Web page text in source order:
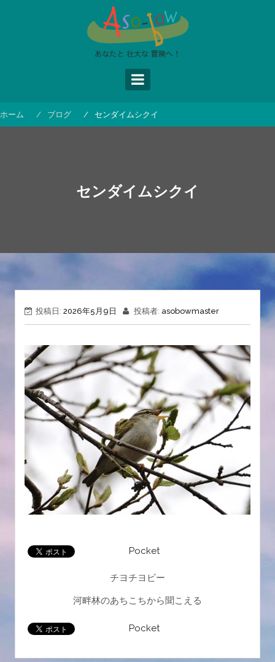
ッ
プ
ホーム ブログ センダイムシクイ
センダイムシクイ
投稿日: 2026年5月9日 投稿者: asobowmaster
Pocket
チヨチヨビー
河畔林のあちこちから聞こえる
Pocket